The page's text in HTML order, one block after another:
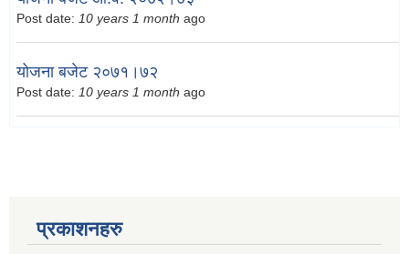
Post date: 10 years 1 month ago
योजना बजेट २०७१।७२
Post date: 10 years 1 month ago
प्रकाशनहरु